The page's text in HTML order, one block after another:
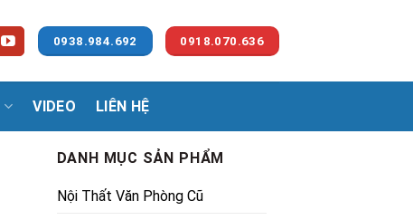
0938.984.692 0918.070.636
VIDEO LIÊN HỆ
DANH MỤC SẢN PHẨM
Nội Thất Văn Phòng Cũ